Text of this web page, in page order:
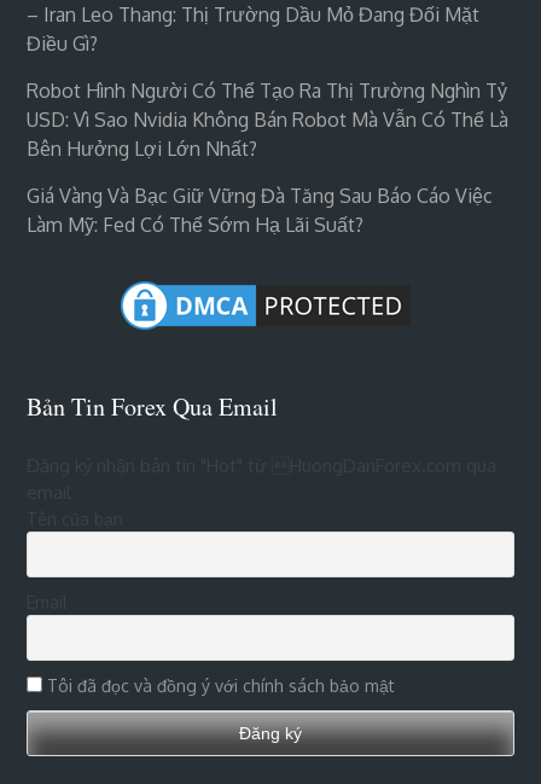
– Iran Leo Thang: Thị Trường Dầu Mỏ Đang Đối Mặt
Điều Gì?
Robot Hình Người Có Thể Tạo Ra Thị Trường Nghìn Tỷ
USD: Vì Sao Nvidia Không Bán Robot Mà Vẫn Có Thể Là
Bên Hưởng Lợi Lớn Nhất?
Giá Vàng Và Bạc Giữ Vững Đà Tăng Sau Báo Cáo Việc
Làm Mỹ: Fed Có Thể Sớm Hạ Lãi Suất?
Bản Tin Forex Qua Email
Đăng ký nhận bản tin "Hot" từ HuongDanForex.com qua
Tên của bạn
Tôi đã đọc và đồng ý với chính sách bảo mật